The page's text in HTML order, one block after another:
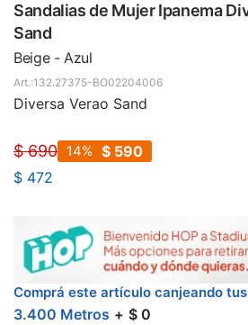
Sandalias de Mujer Ipanema
Sand
Beige - Azul
132.27375-BO02204006
Diversa Verao Sand
$ 690 $ 590
14
$ 472
Comprá este artículo canjeando
3.400 Metros $ 0